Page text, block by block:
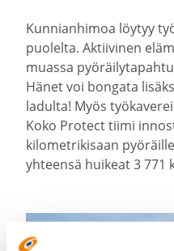
Kunnian­himoa löytyy
puolelta. Aktii­vinen
muassa
Hänet voi bongata
la­dulta! Myös
Koko Protect tiimi
kilomet­ri­kisaan
yhteensä huikeat 3 771